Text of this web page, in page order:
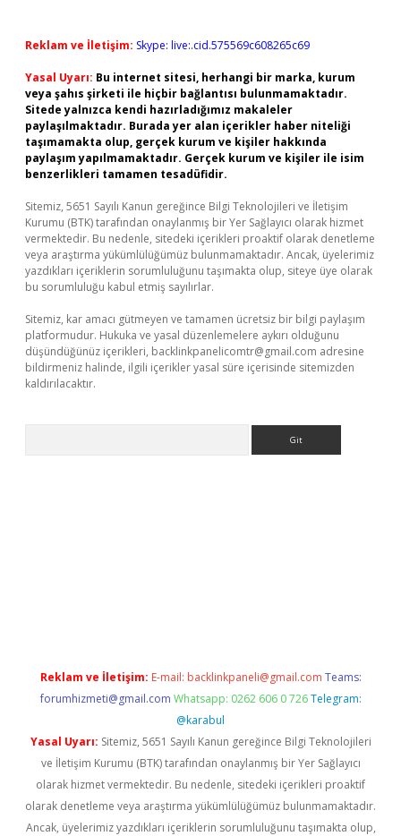
Reklam ve İletişim: Skype: live:.cid.575569c608265c69
Yasal Uyarı: Bu internet sitesi, herhangi bir marka, kurum
veya şahıs şirketi ile hiçbir bağlantısı bulunmamaktadır.
Sitede yalnızca kendi hazırladığımız makaleler
paylaşılmaktadır. Burada yer alan içerikler haber niteliği
taşımamakta olup, gerçek kurum ve kişiler hakkında
paylaşım yapılmamaktadır. Gerçek kurum ve kişiler ile isim
benzerlikleri tamamen tesadüfidir.
Sitemiz, 5651 Sayılı Kanun gereğince Bilgi Teknolojileri ve İletişim
Kurumu (BTK) tarafından onaylanmış bir Yer Sağlayıcı olarak hizmet
vermektedir. Bu nedenle, sitedeki içerikleri proaktif olarak denetleme
veya araştırma yükümlülüğümüz bulunmamaktadır. Ancak, üyelerimiz
yazdıkları içeriklerin sorumluluğunu taşımakta olup, siteye üye olarak
bu sorumluluğu kabul etmiş sayılırlar.
Sitemiz, kar amacı gütmeyen ve tamamen ücretsiz bir bilgi paylaşım
platformudur. Hukuka ve yasal düzenlemelere aykırı olduğunu
düşündüğünüz içerikleri, backlinkpanelicomtr@gmail.com adresine
bildirmeniz halinde, ilgili içerikler yasal süre içerisinde sitemizden
kaldırılacaktır.
Reklam ve İletişim: E-mail: backlinkpaneli@gmail.com Teams:
forumhizmeti@gmail.com Whatsapp: 0262 606 0 726 Telegram:
@karabul
Yasal Uyarı: Sitemiz, 5651 Sayılı Kanun gereğince Bilgi Teknolojileri
ve İletişim Kurumu (BTK) tarafından onaylanmış bir Yer Sağlayıcı
olarak hizmet vermektedir. Bu nedenle, sitedeki içerikleri proaktif
olarak denetleme veya araştırma yükümlülüğümüz bulunmamaktadır.
Ancak, üyelerimiz yazdıkları içeriklerin sorumluluğunu taşımakta olup,